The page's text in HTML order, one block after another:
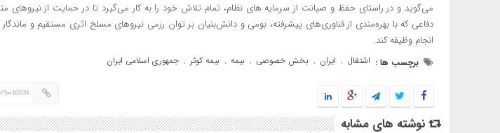
می‌گوید و در راستای حفظ و صیانت از سرمایه های نظام، تمام تلاش خود را به کار می‌گیرد تا در حمایت از نیروهای
دفاعی که با بهره‌مندی از فناوری‌های‌‌ پیشرفته، بومی و دانش‌بنیان بر توان رزمی نیروهای مسلح اثری مستقیم و ماندگار
انجام وظیفه کند.
برچسب ها : اشتغال , ایران , بخش خصوصی , بیمه , بیمه کوثر , جمهوری اسلامی ایران
?p=163724
نوشته های مشابه